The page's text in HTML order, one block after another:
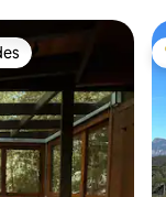
dos hóspedes